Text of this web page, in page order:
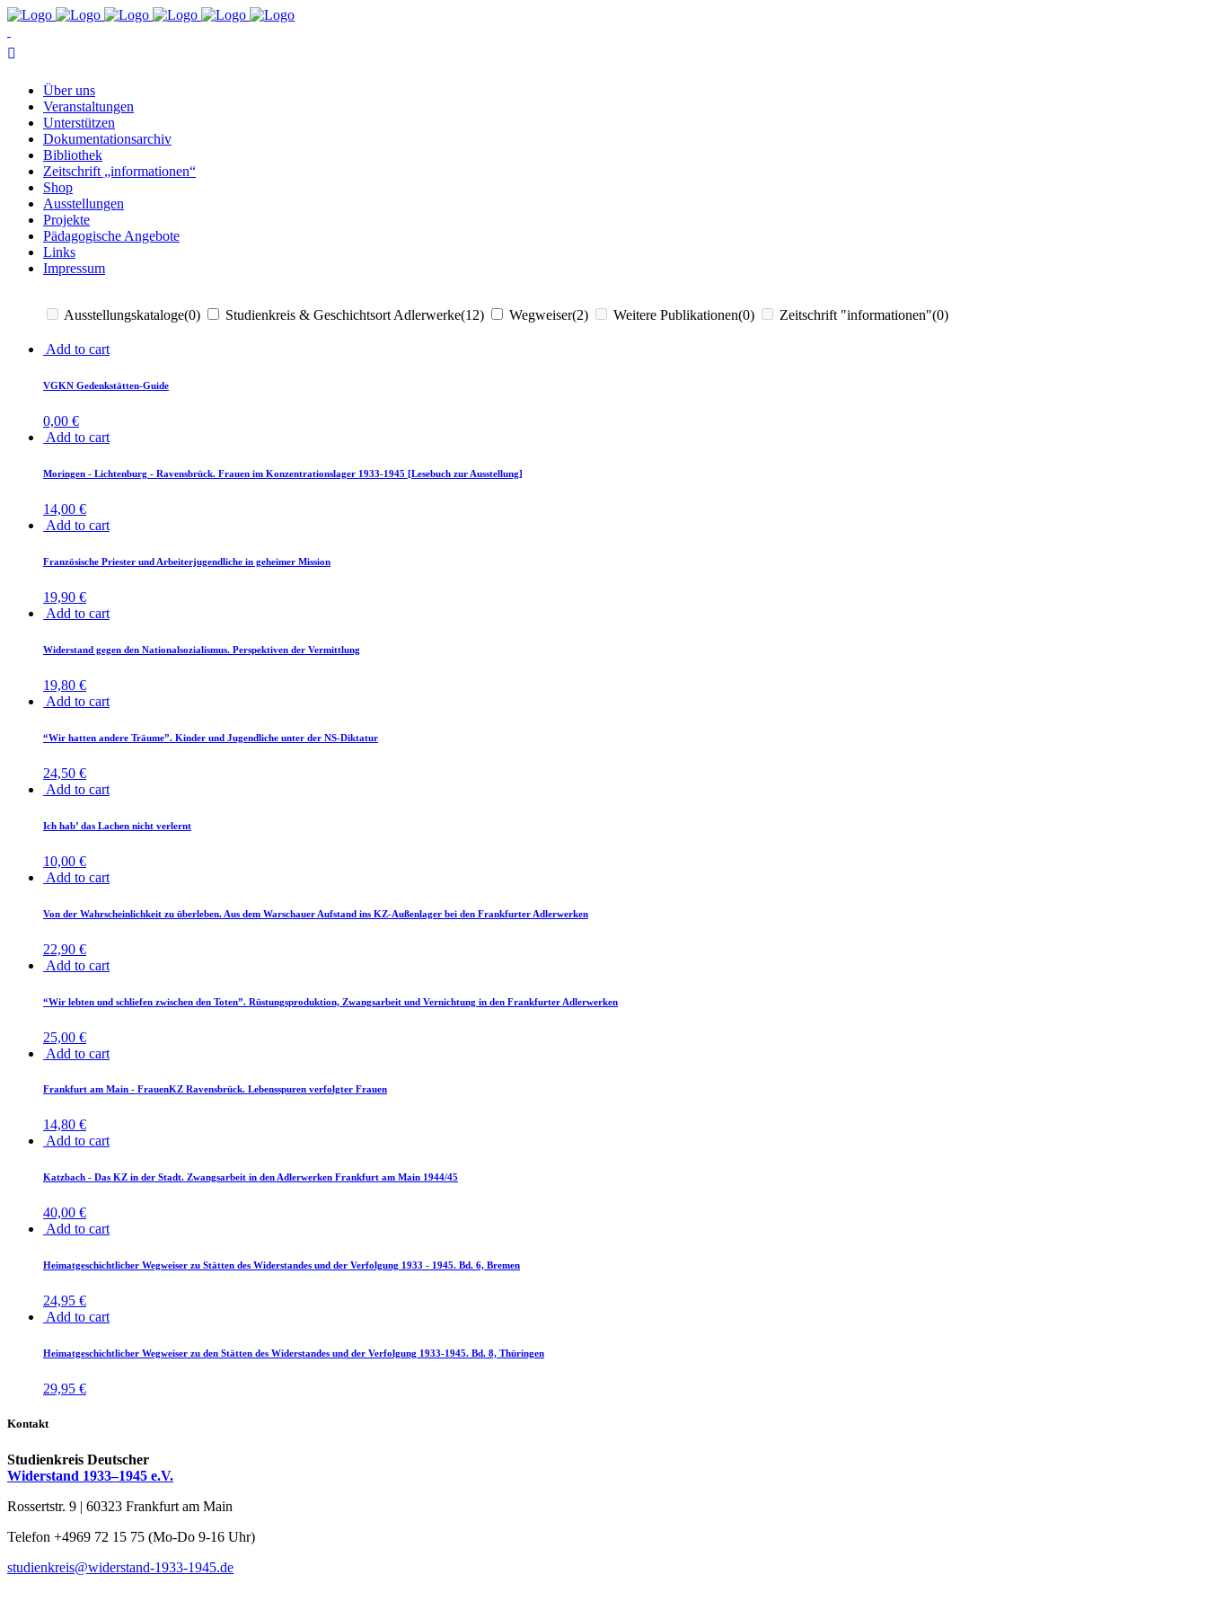
Über uns
Ver­an­stal­tun­gen
Un­ter­stüt­zen
Do­ku­men­ta­ti­ons­ar­chiv
Bi­blio­thek
Zeit­schrift „in­for­ma­tio­nen“
Shop
Aus­stel­lun­gen
Pro­jek­te
Päd­ago­gi­sche Angebote
Links
Im­pres­sum
Ausstellungskataloge(0) Studienkreis & Geschichtsort Adlerwerke(12) Wegweiser(2) Weitere Publikationen(0) Zeitschrift "informationen"(0)
Add to cart
VGKN Ge­denk­stät­ten-Gui­de
0,00 €
Add to cart
Mo­r­in­gen - Lich­ten­burg - Ra­vens­brück. Frau­en im Kon­zen­tra­ti­ons­la­ger 1933-1945 [Le­se­buch zur Ausstellung]
14,00 €
Add to cart
Fran­zö­si­sche Pries­ter und Ar­bei­ter­ju­gend­li­che in ge­hei­mer Mission
19,90 €
Add to cart
Wi­der­stand ge­gen den Na­tio­nal­so­zia­lis­mus. Per­spek­ti­ven der Vermittlung
19,80 €
Add to cart
“Wir hat­ten an­de­re Träu­me”. Kin­der und Ju­gend­li­che un­ter der NS-Diktatur
24,50 €
Add to cart
Ich hab’ das La­chen nicht verlernt
10,00 €
Add to cart
Von der Wahr­schein­lich­keit zu über­le­ben. Aus dem War­schau­er Auf­stand ins KZ-Au­ßen­la­ger bei den Frank­fur­ter Adlerwerken
22,90 €
Add to cart
“Wir leb­ten und schlie­fen zwi­schen den To­ten”. Rüs­tungs­pro­duk­ti­on, Zwangs­ar­beit und Ver­nich­tung in den Frank­fur­ter Adlerwerken
25,00 €
Add to cart
Frank­furt am Main - Frau­enKZ Ra­vens­brück. Le­bens­spu­ren ver­folg­ter Frauen
14,80 €
Add to cart
Katz­bach - Das KZ in der Stadt. Zwangs­ar­beit in den Ad­ler­wer­ken Frank­furt am Main 1944/45
40,00 €
Add to cart
Hei­mat­ge­schicht­li­cher Weg­wei­ser zu Stät­ten des Wi­der­stan­des und der Ver­fol­gung 1933 - 1945. Bd. 6, Bremen
24,95 €
Add to cart
Hei­mat­ge­schicht­li­cher Weg­wei­ser zu den Stät­ten des Wi­der­stan­des und der Ver­fol­gung 1933-1945. Bd. 8, Thüringen
29,95 €
Kontakt
Studienkreis Deutscher
Widerstand 1933–1945 e.V.
Rossertstr. 9 | 60323 Frankfurt am Main
Telefon +4969 72 15 75 (Mo-Do 9-16 Uhr)
studienkreis@widerstand-1933-1945.de